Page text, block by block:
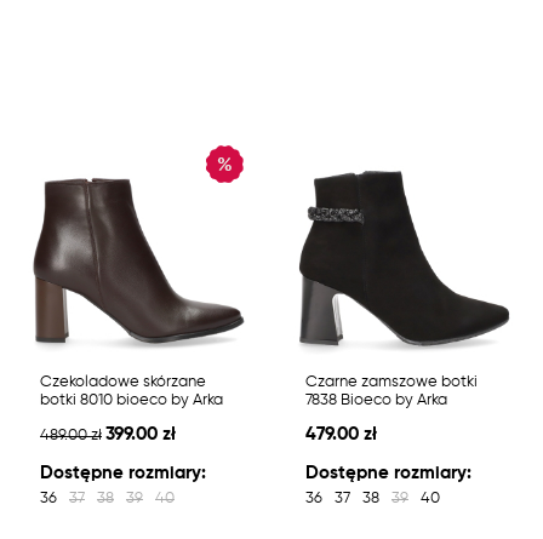
Czekoladowe skórzane
botki 8010 bioeco by Arka
489.00 zł 399.00 zł
Dostępne rozmiary:
36 37 38 39 40
Czarne zamszowe botki
7838 Bioeco by Arka
479.00 zł
Dostępne rozmiary:
36 37 38 39 40